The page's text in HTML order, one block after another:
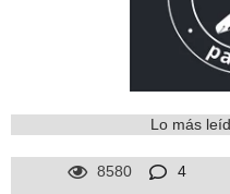
Lo más
8580 4